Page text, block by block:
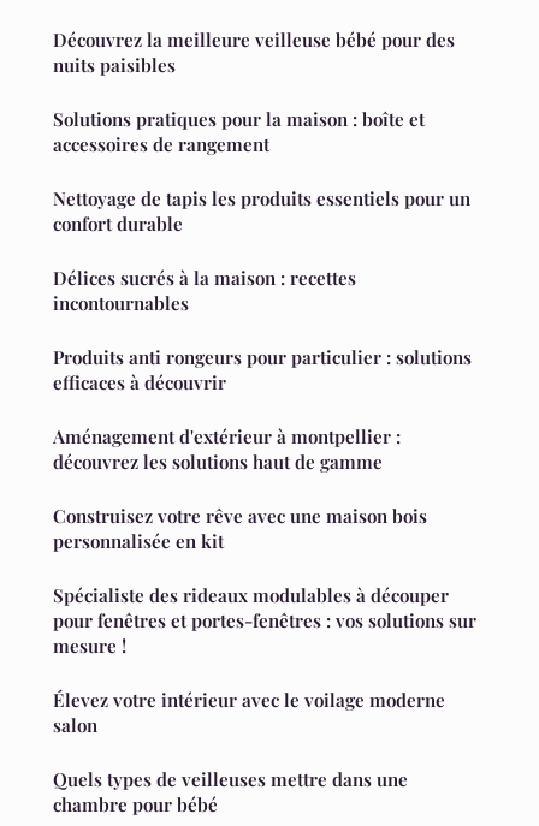
Découvrez la meilleure veilleuse bébé pour des
nuits paisibles
Solutions pratiques pour la maison : boîte et
accessoires de rangement
Nettoyage de tapis les produits essentiels pour un
confort durable
Délices sucrés à la maison : recettes
incontournables
Produits anti rongeurs pour particulier : solutions
efficaces à découvrir
Aménagement d'extérieur à montpellier :
découvrez les solutions haut de gamme
Construisez votre rêve avec une maison bois
personnalisée en kit
Spécialiste des rideaux modulables à découper
pour fenêtres et portes-fenêtres : vos solutions sur
mesure !
Élevez votre intérieur avec le voilage moderne
salon
Quels types de veilleuses mettre dans une
chambre pour bébé